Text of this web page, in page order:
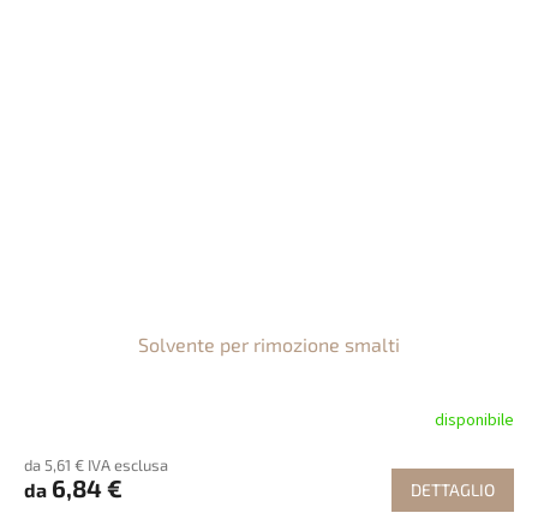
Solvente per rimozione smalti
disponibile
da 5,61 € IVA esclusa
da 6,84 € DETTAGLIO